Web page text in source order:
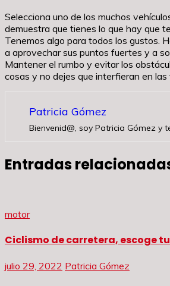
Selecciona uno de los muchos
demuestra que tienes lo que hay que
Tenemos algo para todos los gustos.
a aprovechar sus puntos fuertes y a
Mantener el rumbo y evitar los
cosas y no dejes que interfieran en las
Patricia Gómez
Bienvenid@, soy Patricia Gómez y
Entradas
motor
Ciclismo de carretera, escoge
julio 29, 2022 Patricia Gómez